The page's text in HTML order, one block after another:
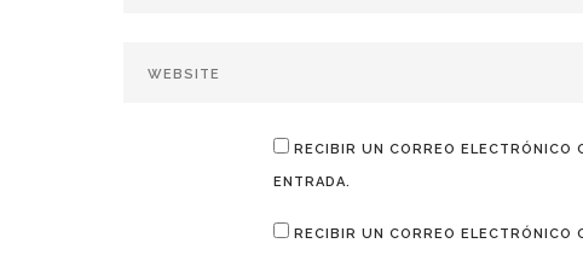
RECIBIR UN CORREO ELECTRÓNICO
ENTRADA.
RECIBIR UN CORREO ELECTRÓNICO